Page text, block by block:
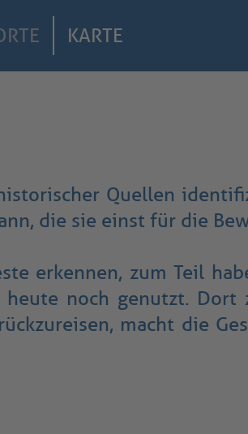
KARTE
Quellen
die sie einst für die
erkennen, zum Teil
noch genutzt. Dort
macht die